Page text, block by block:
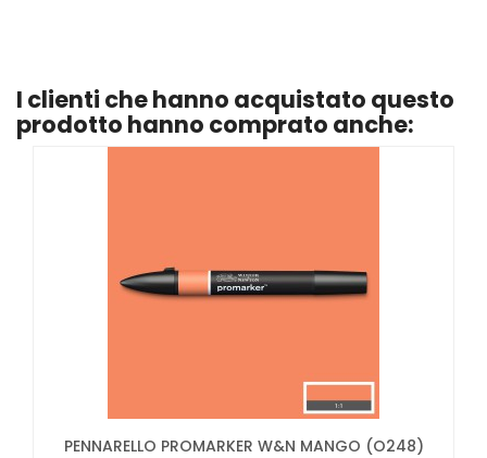
I clienti che hanno acquistato questo
prodotto hanno comprato anche:
PENNARELLO PROMARKER W&N MANGO (O248)